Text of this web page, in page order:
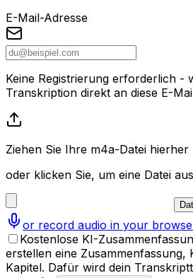
E-Mail-Adresse
Keine Registrierung erforderlich -
Transkription direkt an diese E-
Ziehen Sie Ihre m4a-Datei hierher
oder klicken Sie, um eine Datei
or record audio in your
Kostenlose KI-
erstellen eine Zusammenfassung,
Kapitel. Dafür wird dein